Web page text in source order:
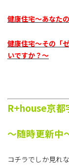
健康住宅～あなた
健康住宅～その「
いですか？～
R+house京都
～随時更新中
コチラでしか見れ